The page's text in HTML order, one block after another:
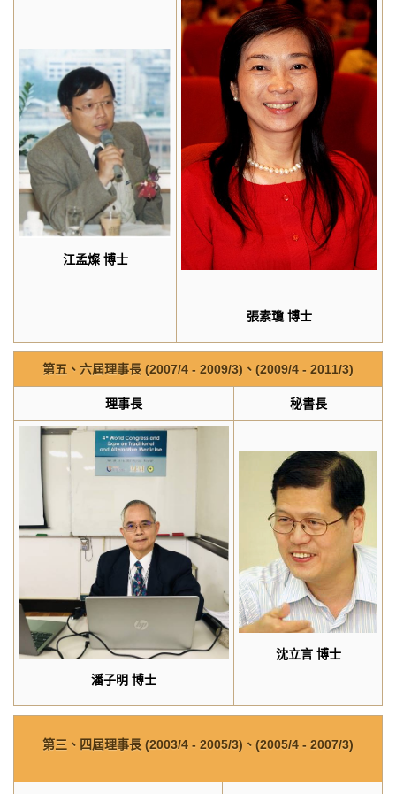
江孟燦 博士
張素瓊 博士
第五、六屆理事長 (2007/4 - 2009/3) 、 (2009/4 - 2011/3)
理事長 秘書長
潘子明 博士
沈立言 博士
第三、四屆理事長 (2003/4 - 2005/3) 、 (2005/4 - 2007/3)